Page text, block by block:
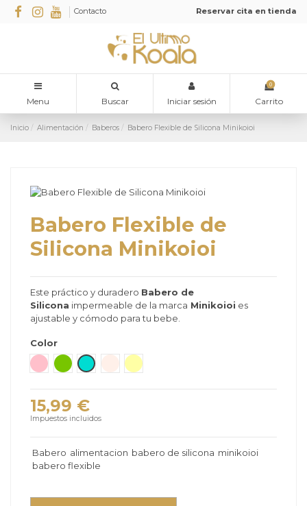
Contacto Reservar cita en tienda
Menu Buscar Iniciar sesión
0
Carrito
Inicio Alimentación Baberos Babero Flexible de Silicona Minikoioi
Babero Flexible de
Silicona Minikoioi
Este práctico y duradero Babero de
Silicona impermeable de la marca Minikoioi es
ajustable y cómodo para tu bebe.
Color
Rosa claro
Verde Verde mar
Beige Amarillo
15,99 €
Impuestos incluidos
Babero alimentacion babero de silicona minikoioi
babero flexible